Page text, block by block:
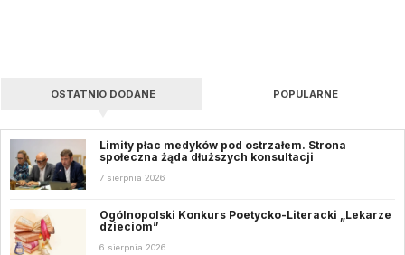
OSTATNIO DODANE POPULARNE
Limity płac medyków pod ostrzałem. Strona
społeczna żąda dłuższych konsultacji
7 sierpnia 2026
Ogólnopolski Konkurs Poetycko-Literacki „Lekarze
dzieciom”
6 sierpnia 2026